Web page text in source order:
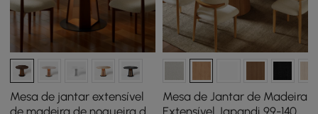
Mesa de jantar extensível
Mesa de Jantar de Madeira